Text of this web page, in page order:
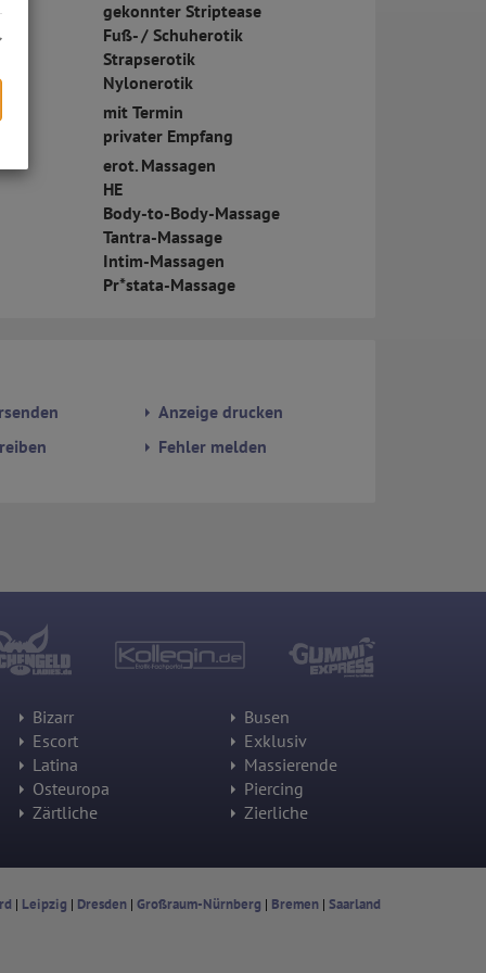
gekonnter Striptease
Fuß- / Schuherotik
Strapserotik
Nylonerotik
mit Termin
privater Empfang
erot. Massagen
HE
Body-to-Body-Massage
Tantra-Massage
Intim-Massagen
Pr*stata-Massage
Anzeige drucken
Fehler melden
Bizarr
Busen
Escort
Exklusiv
Latina
Massierende
Osteuropa
Piercing
Zärtliche Zierliche
| Leipzig | Dresden| Großraum-Nürnberg | Bremen| Saarland